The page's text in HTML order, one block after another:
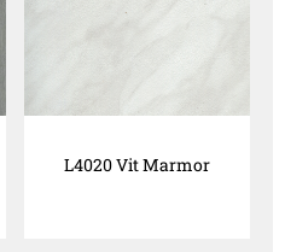
L4020 Vit Marmor